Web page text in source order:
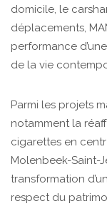
domicile, le
déplacements,
performance
de la vie
Parmi les projets
notamment la
cigarettes en
Molenbeek-Saint-
transformation
respect du